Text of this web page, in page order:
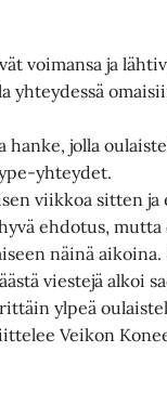
voimansa ja
yhteydessä
hanke, jolla
yhteydet.
viikkoa sitten
ehdotus, mutta
näinä
viestejä alkoi
ylpeä
Veikon